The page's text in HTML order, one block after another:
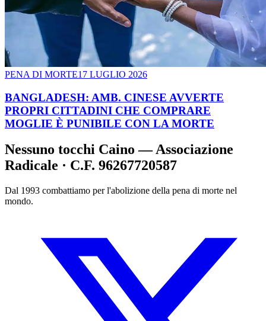
PENA DI MORTE17 LUGLIO 2026
BANGLADESH: AMB. CINESE AVVERTE
PROPRI CITTADINI CHE COMPRARE
MOGLIE È PUNIBILE CON LA MORTE
Nessuno tocchi Caino — Associazione
Radicale · C.F. 96267720587
Dal 1993 combattiamo per l'abolizione della pena di morte nel
mondo.